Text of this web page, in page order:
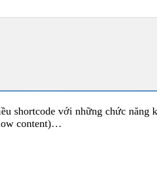
shortcode với những chức năng
content)…